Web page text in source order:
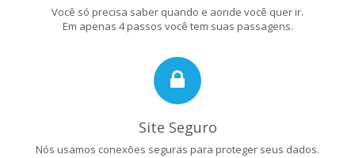
Você só precisa saber quando e aonde você quer ir.
Em apenas 4 passos você tem suas passagens.
Site Seguro
Nós usamos conexões seguras para proteger seus dados.